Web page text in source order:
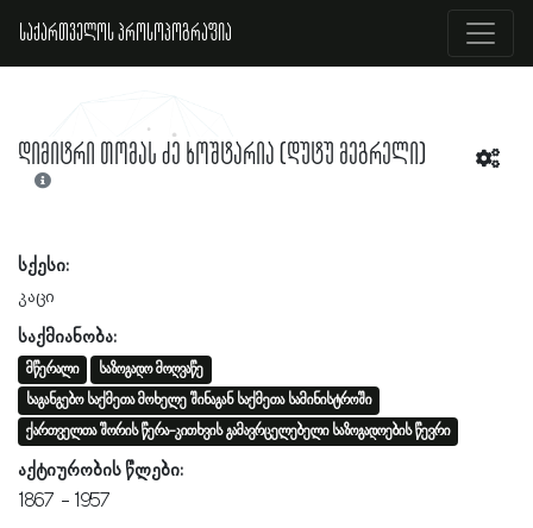
საქართველოს პროსოპოგრაფია
დიმიტრი თომას ძე ხოშტარია (დუტუ მეგრელი)
სქესი:
კაცი
საქმიანობა:
მწერალი
საზოგადო მოღვაწე
საგანგებო საქმეთა მოხელე შინაგან საქმეთა სამინისტროში
ქართველთა შორის წერა-კითხვის გამავრცელებელი საზოგადოების წევრი
აქტიურობის წლები:
1867
1957